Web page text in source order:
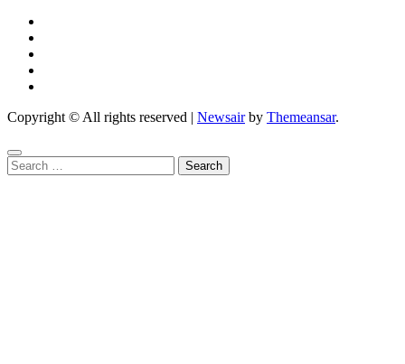
Copyright © All rights reserved | Newsairby Themeansar.
Search
for: